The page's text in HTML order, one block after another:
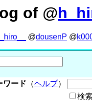
of @
@dousenP @
ワード （ヘルプ）
検